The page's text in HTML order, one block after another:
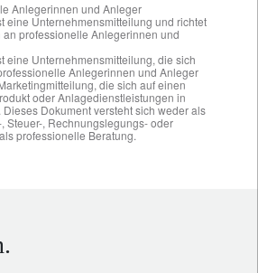
Anlegerinnen und Anleger
eine Unternehmensmitteilung und richtet
professionelle Anlegerinnen und
eine Unternehmensmitteilung, die sich
Anlegerinnen und Anleger
die sich auf einen
oder Anlagedienstleistungen in
Dokument versteht sich weder als
Steuer-, Rechnungslegungs- oder
professionelle Beratung.